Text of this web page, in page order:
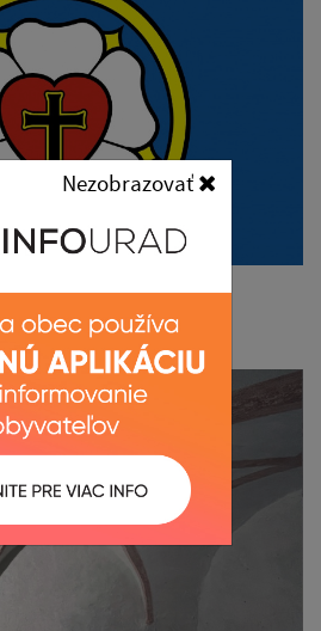
Nezobrazovať